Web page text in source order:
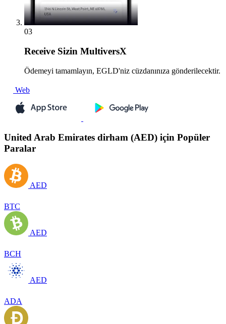
03
Receive Sizin MultiversX
Ödemeyi tamamlayın, EGLD'niz cüzdanınıza gönderilecektir.
Web
United Arab Emirates dirham (AED) için Popüler
Paralar
AED
BTC
AED
BCH
AED
ADA